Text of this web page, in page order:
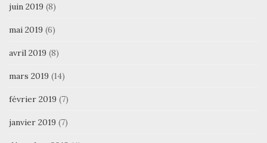
juin 2019 (8)
mai 2019 (6)
avril 2019 (8)
mars 2019 (14)
février 2019 (7)
janvier 2019 (7)